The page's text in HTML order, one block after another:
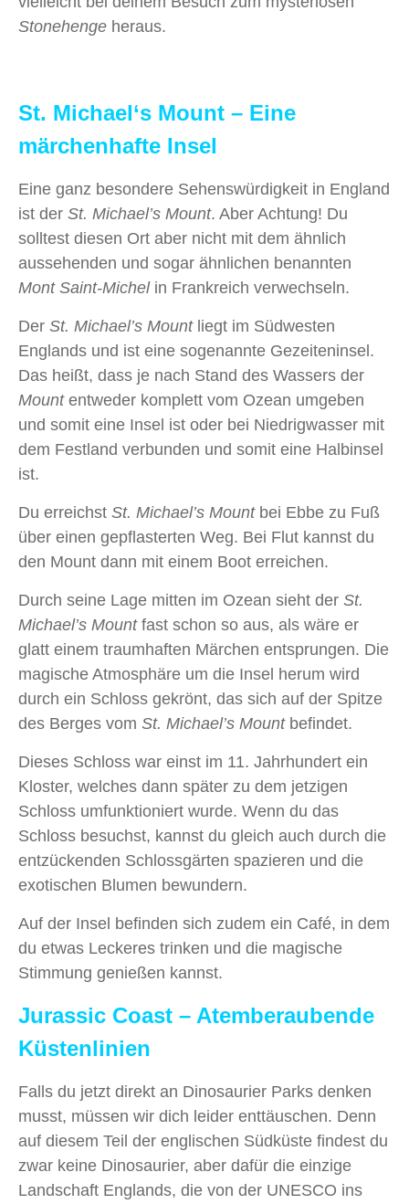
Stonehenge heraus.
St. Michael‘s Mount – Eine
märchenhafte Insel
Eine ganz besondere Sehenswürdigkeit in England
ist der St. Michael’s Mount. Aber Achtung! Du
solltest diesen Ort aber nicht mit dem ähnlich
aussehenden und sogar ähnlichen benannten
Mont Saint-Michelin Frankreich verwechseln.
Der St. Michael’s Mountliegt im Südwesten
Englands und ist eine sogenannte Gezeiteninsel.
Das heißt, dass je nach Stand des Wassers der
Mountentweder komplett vom Ozean umgeben
und somit eine Insel ist oder bei Niedrigwasser mit
dem Festland verbunden und somit eine Halbinsel
ist.
Du erreichst St. Michael’s Mountbei Ebbe zu Fuß
über einen gepflasterten Weg. Bei Flut kannst du
den Mount dann mit einem Boot erreichen.
Durch seine Lage mitten im Ozean sieht der St.
Michael’s Mountfast schon so aus, als wäre er
glatt einem traumhaften Märchen entsprungen. Die
magische Atmosphäre um die Insel herum wird
durch ein Schloss gekrönt, das sich auf der Spitze
des Berges vom St. Michael’s Mountbefindet.
Dieses Schloss war einst im 11. Jahrhundert ein
Kloster, welches dann später zu dem jetzigen
Schloss umfunktioniert wurde. Wenn du das
Schloss besuchst, kannst du gleich auch durch die
entzückenden Schlossgärten spazieren und die
exotischen Blumen bewundern.
Auf der Insel befinden sich zudem ein Café, in dem
du etwas Leckeres trinken und die magische
Stimmung genießen kannst.
Jurassic Coast – Atemberaubende
Küstenlinien
Falls du jetzt direkt an Dinosaurier Parks denken
musst, müssen wir dich leider enttäuschen. Denn
auf diesem Teil der englischen Südküste findest du
zwar keine Dinosaurier, aber dafür die einzige
Landschaft Englands, die von der UNESCO ins